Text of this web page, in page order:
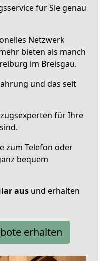
für Sie genau
Netzwerk
bieten als manch
im Breisgau.
und das seit
für Ihre
zum Telefon oder
bequem
aus und erhalten
erhalten